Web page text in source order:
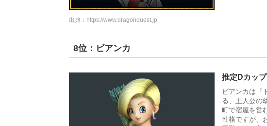
出典： https://www.dragonquest.jp
8位：ビアンカ
推定Dカップ
ビアンカは『
る、主人公の
町で宿屋を営
性格ですが、